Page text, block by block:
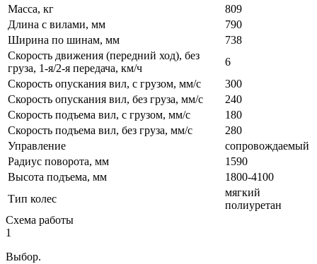
Масса, кг
809
Длина с вилами, мм
790
Ширина по шинам, мм
738
Скорость движения (передний ход), без
груза, 1-я/2-я передача, км/ч
6
Скорость опускания вил, с грузом, мм/с
300
Скорость опускания вил, без груза, мм/с
240
Скорость подъема вил, с грузом, мм/с
180
Скорость подъема вил, без груза, мм/с
280
Управление
сопровождаемый
Радиус поворота, мм
1590
Высота подъема, мм
1800-4100
Тип колес
мягкий
полиуретан
Схема работы
1
Выбор.